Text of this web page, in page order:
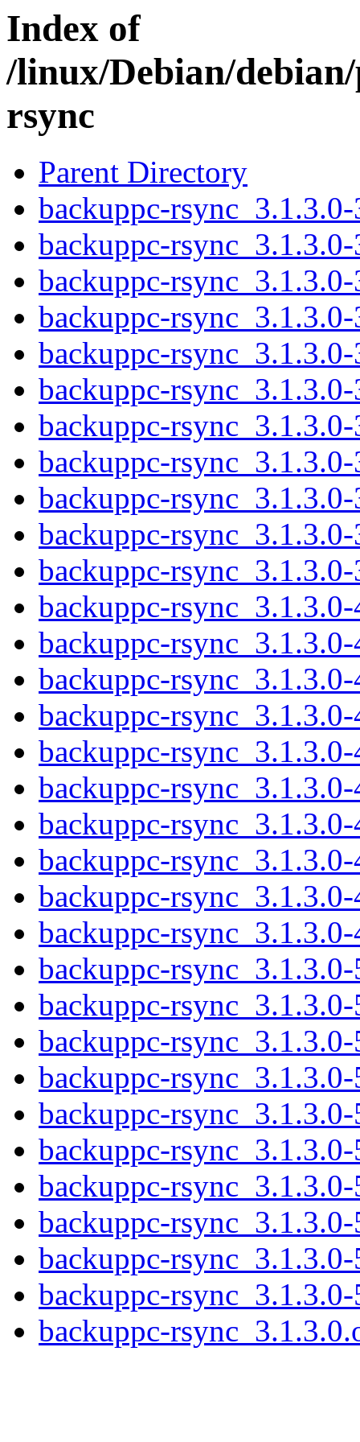
Index of
/linux/Debian/
rsync
Parent Directory
backuppc-
backuppc-rsync_3.1.3.0-
backuppc-
backuppc-
backuppc-
backuppc-
backuppc-
backuppc-
backuppc-
backuppc-
backuppc-
backuppc-
backuppc-
backuppc-rsync_3.1.3.0-
backuppc-
backuppc-
backuppc-
backuppc-
backuppc-
backuppc-
backuppc-
backuppc-
backuppc-
backuppc-
backuppc-rsync_3.1.3.0-
backuppc-
backuppc-
backuppc-
backuppc-
backuppc-
backuppc-
backuppc-